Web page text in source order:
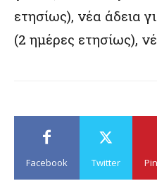
ετησίως), νέα άδεια
(2 ημέρες ετησίως),
Facebook Twitter